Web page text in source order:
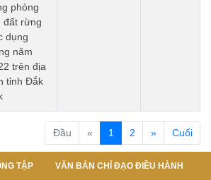
phòng
đất rừng
dụng
năm
trên địa
tỉnh Đắk
Đầu « 1 (current)
2 » Cuối
TẬP VĂN BẢN CHỈ ĐẠO ĐIỀU HÀNH